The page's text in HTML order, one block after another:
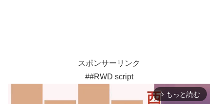
スポンサーリンク
##RWD script
arrow_forward_ios もっと読む